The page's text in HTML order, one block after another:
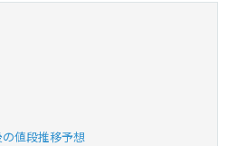
種類アド確解禁
値段推移予想